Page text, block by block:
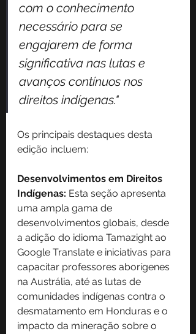
com o conhecimento
necessário para se
engajarem de forma
significativa nas lutas e
avanços contínuos nos
direitos indígenas."
Os principais destaques desta
edição incluem:
Desenvolvimentos em Direitos
Indígenas: Esta seção apresenta
uma ampla gama de
desenvolvimentos globais, desde
a adição do idioma Tamazight ao
Google Translate e iniciativas para
capacitar professores aborígenes
na Austrália, até as lutas de
comunidades indígenas contra o
desmatamento em Honduras e o
impacto da mineração sobre o